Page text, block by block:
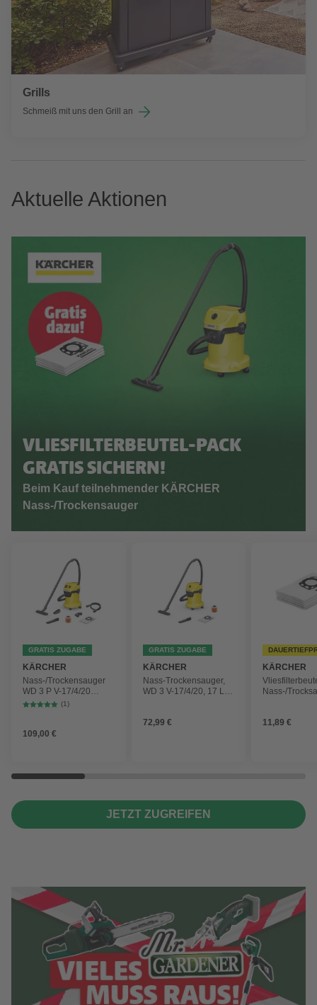
Grills
Schmeiß mit uns den Grill an
Aktuelle Aktionen
VLIESFILTERBEUTEL-PACK
GRATIS SICHERN!
Beim Kauf teilnehmender KÄRCHER
Nass-/Trockensauger
GRATIS ZUGABE
KÄRCHER
Nass-/Trockensauger
WD 3 P V-17/4/20
Workshop mit
(1)
109,00 €
GRATIS ZUGABE
KÄRCHER
Nass-Trockensauger,
WD 3 V-17/4/20, 17 L,
72,99 €
KÄRCHER
Nass-/
4 Stück
11,89 €
JETZT ZUGREIFEN